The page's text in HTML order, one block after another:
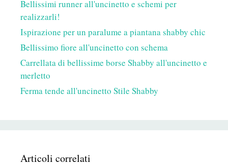
Bellissimi runner all'uncinetto e schemi per
realizzarli!
Ispirazione per un paralume a piantana shabby chic
Bellissimo fiore all'uncinetto con schema
Carrellata di bellissime borse Shabby all'uncinetto e
merletto
Ferma tende all'uncinetto Stile Shabby
Articoli correlati